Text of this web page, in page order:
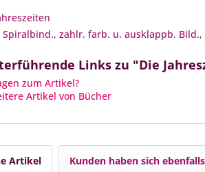
Spiralbind., zahlr. farb. u. ausklappb. Bild.,
Links zu "Die
zum Artikel?
Artikel von Bücher
Artikel Kunden haben sich